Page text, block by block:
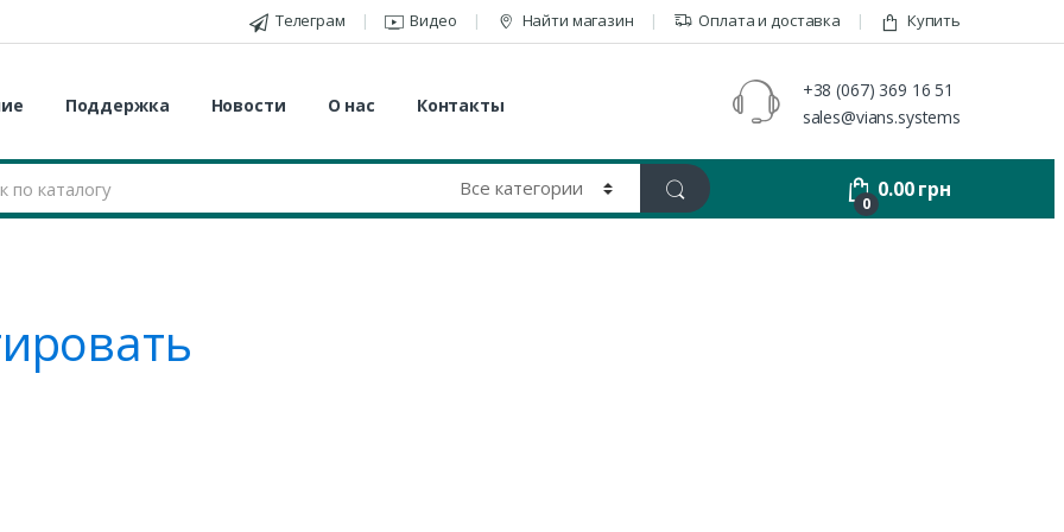
Телеграм Видео Найти магазин Оплата и доставка Купить
Поддержка Новости О нас Контакты
+38 (067) 369 16 51
sales@vians.systems
0
0.00грн